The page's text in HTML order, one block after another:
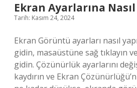
Ekran Ayarlarına
Tarih: Kasım 24, 2024
Ekran Görüntü ayarları nasıl
gidin, masaüstüne sağ tıklayın
gidin. Çözünürlük ayarlarını
kaydırın ve Ekran